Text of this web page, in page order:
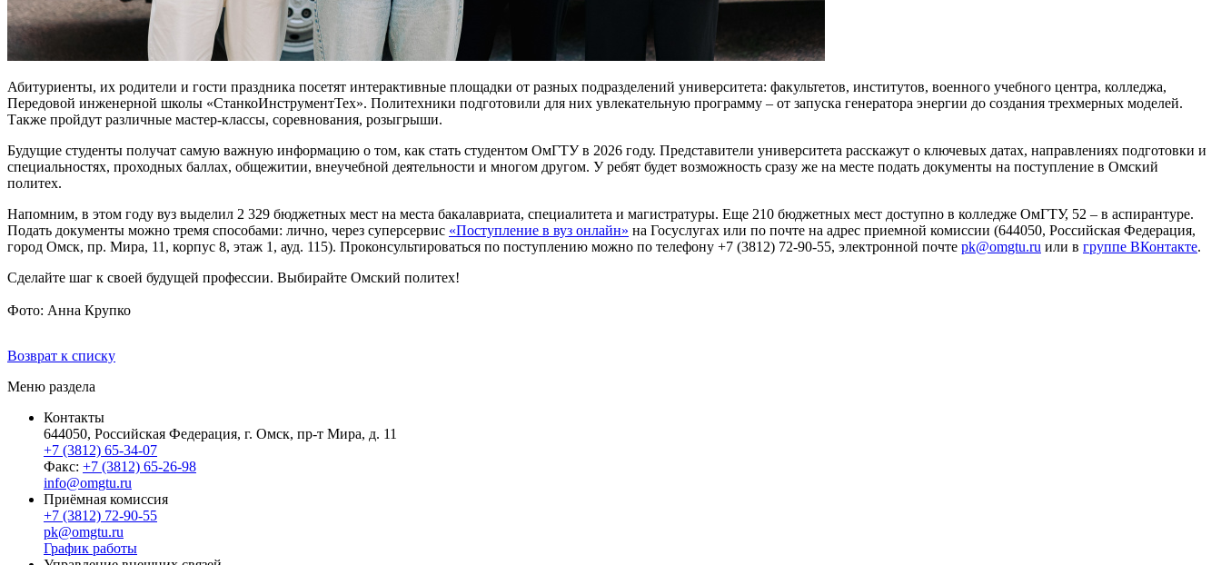
Абитуриенты, их родители и гости праздника посетят интерактивные площадки от разных подразделений университета: факультетов, институтов, военного учебного центра, колледжа,
Передовой инженерной школы «СтанкоИнструментТех». Политехники подготовили для них увлекательную программу – от запуска генератора энергии до создания трехмерных моделей.
Также пройдут различные мастер-классы, соревнования, розыгрыши.
Будущие студенты получат самую важную информацию о том, как стать студентом ОмГТУ в 2026 году. Представители университета расскажут о ключевых датах, направлениях подготовки и
специальностях, проходных баллах, общежитии, внеучебной деятельности и многом другом. У ребят будет возможность сразу же на месте подать документы на поступление в Омский
политех.
Напомним, в этом году вуз выделил 2 329 бюджетных мест на места бакалавриата, специалитета и магистратуры. Еще 210 бюджетных мест доступно в колледже ОмГТУ, 52 – в аспирантуре.
Подать документы можно тремя способами: лично, через суперсервис «Поступление в вуз онлайн» на Госуслугах или по почте на адрес приемной комиссии (644050, Российская Федерация,
город Омск, пр. Мира, 11, корпус 8, этаж 1, ауд. 115). Проконсультироваться по поступлению можно по телефону +7 (3812) 72-90-55, электронной почте pk@omgtu.ru или в группе ВКонтакте.
Сделайте шаг к своей будущей профессии. Выбирайте Омский политех!
Фото: Анна Крупко
Возврат к списку
Меню раздела
Контакты
644050, Российская Федерация, г. Омск, пр-т Мира, д. 11
+7 (3812) 65-34-07
Факс: +7 (3812) 65-26-98
info@omgtu.ru
Приёмная комиссия
+7 (3812) 72-90-55
pk@omgtu.ru
График работы